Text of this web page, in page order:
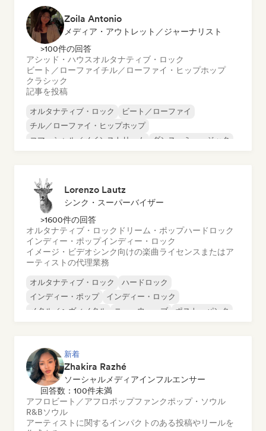
Zoila Antonio
メディア・アウトレット／ジャーナリスト
>100件の回答
アシッド・ハウスオルタナティブ・ロック
ビート／ローファイチル／ローファイ・ヒップホップ
クラシック
記事を投稿
オルタナティブ・ロック
ビート／ローファイ
チル／ローファイ・ヒップホップ
コマーシャル／メインストリーム
ダンス・ミュージック
Lorenzo Lautz
シンク・スーパーバイザー
>1600件の回答
オルタナティブ・ロック ドリーム・ポップハードロック
インディー・ポップインディー・ロック
イメージ・ビデオシンク向けの楽曲ライセンスまたはア
ーティストの代理業務
オルタナティブ・ロック
ハードロック
インディー・ポップ
インディー・ロック
メタル／ヘヴィメタル
ニューウェーブ
ポスト・パンク
新着
Zhakira Razhé
ソーシャルメディアインフルエンサー
回答数：100件未満
アフロビート／アフロポップファンクポップ・ソウル
R&Bソウル
アーティストに関するインパクトのある投稿やリールを